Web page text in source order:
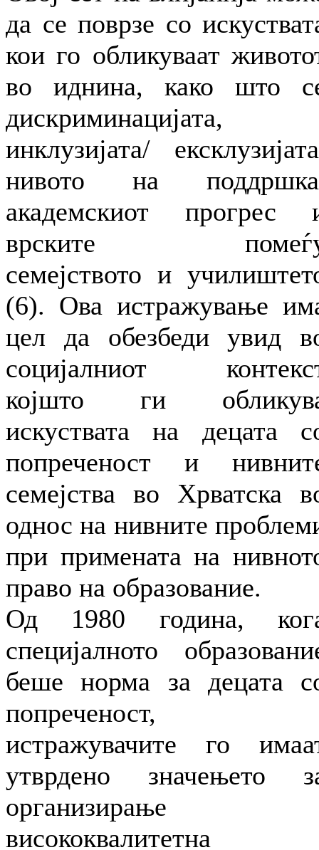
да се поврзе со
кои го обликуваат
во иднина, како што
дискриминацијата,
инклузијата/
нивото на
академскиот прогрес
врските
семејството и
(6). Ова истражување
цел да обезбеди увид
социјалниот
којшто ги
искуствата на децата
попреченост и
семејства во Хрватска
однос на нивните
при примената на
право на образование.
Од 1980 година,
специјалното
беше норма за децата
попреченост,
истражувачите го
утврдено значењето
организирање
висококвалитетна